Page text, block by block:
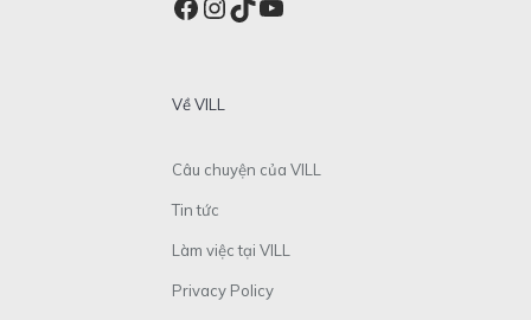
Facebook
Instagram
TikTok
YouTube
Về VILL
Câu chuyện của VILL
Tin tức
Làm việc tại VILL
Privacy Policy